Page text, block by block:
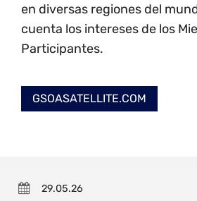
en diversas regiones del
cuenta los intereses de los
Participantes.
GSOASATELLITE.COM
29.05.26